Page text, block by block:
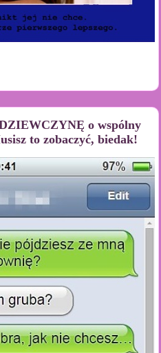
DZIEWCZYNĘ o wspólny
to zobaczyć, biedak!